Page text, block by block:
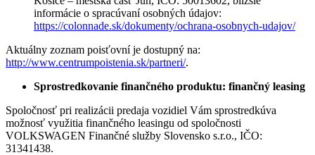
informácie o spracúvaní osobných údajov:
https://colonnade.sk/dokumenty/ochrana-osobnych-udajov/
Aktuálny zoznam poisťovní je dostupný na:
http://www.centrumpoistenia.sk/partneri/.
Sprostredkovanie finančného produktu: finančný leasing
Spoločnosť pri realizácii predaja vozidiel Vám sprostredkúva
možnosť využitia finančného leasingu od spoločnosti
VOLKSWAGEN Finančné služby Slovensko s.r.o., IČO:
31341438.